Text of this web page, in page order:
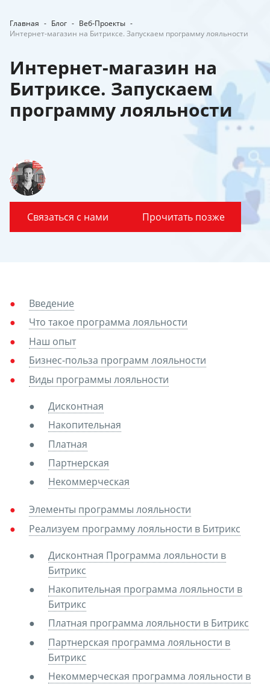
Главная - Блог - Веб-Проекты -
Интернет-магазин на Битриксе. Запускаем программу лояльности
Интернет-магазин на
Битриксе. Запускаем
программу лояльности
Связаться с нами Прочитать позже
Введение
Что такое программа лояльности
Наш опыт
Бизнес-польза программ лояльности
Виды программы лояльности
Дисконтная
Накопительная
Платная
Партнерская
Некоммерческая
Элементы программы лояльности
Реализуем программу лояльности в Битрикс
Дисконтная Программа лояльности в
Битрикс
Накопительная программа лояльности в
Битрикс
Платная программа лояльности в Битрикс
Партнерская программа лояльности в
Битрикс
Некоммерческая программа лояльности в